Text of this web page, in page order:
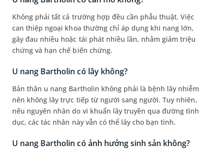
Không phải tất cả trường hợp đều cần phẫu thuật. Việc
can thiệp ngoại khoa thường chỉ áp dụng khi nang lớn,
gây đau nhiều hoặc tái phát nhiều lần, nhằm giảm triệu
chứng và hạn chế biến chứng.
U nang Bartholin có lây không?
Bản thân u nang Bartholin không phải là bệnh lây nhiễm
nên không lây trực tiếp từ người sang người. Tuy nhiên,
nếu nguyên nhân do vi khuẩn lây truyền qua đường tình
dục, các tác nhân này vẫn có thể lây cho bạn tình.
U nang Bartholin có ảnh hưởng sinh sản không?